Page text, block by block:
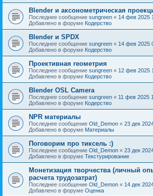
Blender и аксонометрическая
Последнее сообщение sungreen « 14 фев 2025
Добавлено в форуме Кодерство
Blender и SPDX
Последнее сообщение sungreen « 14 фев 2025
Добавлено в форуме Кодерство
Проективная геометрия
Последнее сообщение sungreen « 12 фев 2025
Добавлено в форуме Кодерство
Blender OSL Camera
Последнее сообщение sungreen « 11 фев 2025
Добавлено в форуме Кодерство
NPR материалы
Последнее сообщение Old_Demon « 23 дек
Добавлено в форуме Материалы
Поговорим про тиксель :)
Последнее сообщение Old_Demon « 23 дек
Добавлено в форуме Текстурирование
Монетизация творчества (личный
расчета трудозатрат)
Последнее сообщение Old_Demon « 14 дек
Добавлено в форуме Оценка